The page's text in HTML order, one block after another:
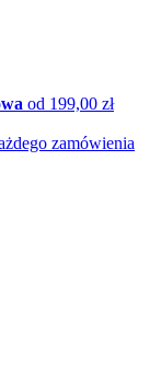
od 199,00 zł
zamówienia